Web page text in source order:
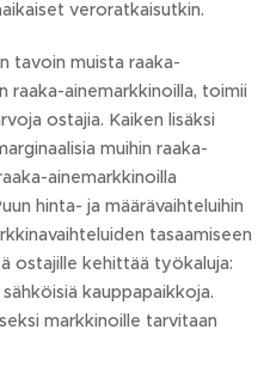
veroratkaisutkin.
tavoin muista raaka-
raaka-ainemarkkinoilla, toimii
ostajia. Kaiken lisäksi
muihin raaka-
ainemarkkinoilla
hinta- ja määrävaihteluihin
tasaamiseen
ostajille kehittää työkaluja:
kauppapaikkoja.
markkinoille tarvitaan